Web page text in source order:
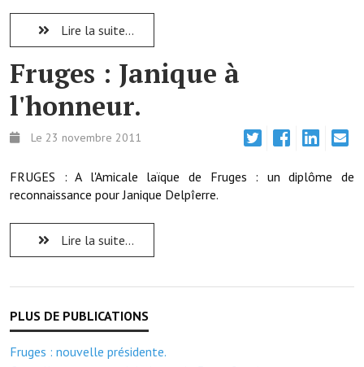
Note de synthèse financière
Rapport d'orientation budgétaire
Actions et projets
Projets et travaux en cours
Procès verbaux des conseils municipaux
Communication
Toutes les publications
Lire la suite...
Fruges : Janique à
l'honneur.
Le 23 novembre 2011
FRUGES : A l'Amicale laïque de Fruges : un diplôme de
reconnaissance pour Janique Delpîerre.
Lire la suite...
Fruges : nouvelle présidente.